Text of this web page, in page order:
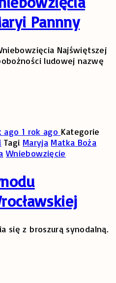
Pannny
Najświętszej
ludowej nazwę
ago 1 rok ago Kategorie
Tagi Maryja Matka Boża
Wniebowzięcie
się z broszurą synodalną.